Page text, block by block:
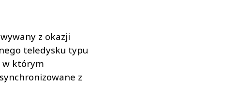
z okazji
teledysku typu
w którym
z